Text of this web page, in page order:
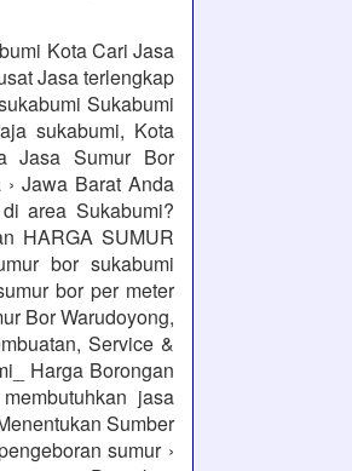
Kota Cari Jasa
Jasa terlengkap
Sukabumi
sukabumi, Kota
Jasa Sumur Bor
Jawa Barat Anda
area Sukabumi?
HARGA SUMUR
bor sukabumi
bor per meter
Bor Warudoyong,
Service &
Harga Borongan
jasa
Sumber
sumur ›